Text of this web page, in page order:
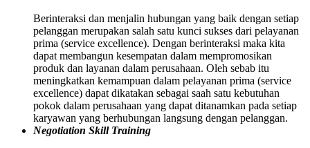
Berinteraksi dan menjalin hubungan yang baik dengan setiap
pelanggan merupakan salah satu kunci sukses dari pelayanan
prima (service excellence). Dengan berinteraksi maka kita
dapat membangun kesempatan dalam mempromosikan
produk dan layanan dalam perusahaan. Oleh sebab itu
meningkatkan kemampuan dalam pelayanan prima (service
excellence) dapat dikatakan sebagai saah satu kebutuhan
pokok dalam perusahaan yang dapat ditanamkan pada setiap
karyawan yang berhubungan langsung dengan pelanggan.
Negotiation Skill Training